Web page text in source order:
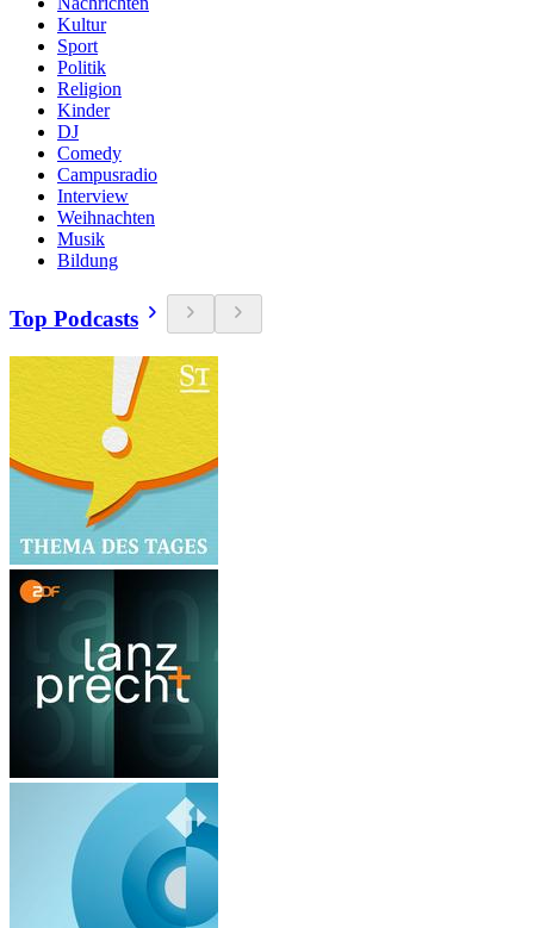
Kultur
Sport
Politik
Religion
Kinder
DJ
Comedy
Campusradio
Interview
Weihnachten
Musik
Bildung
Top Podcasts